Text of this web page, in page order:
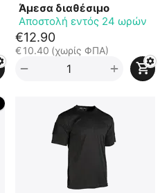
Άμεσα διαθέσιμο
Αποστολή εντός 24 ωρών
€12.90
€10.40 (χωρίς ΦΠΑ)
+
−